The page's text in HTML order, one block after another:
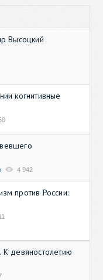
Высоцкий
когнитивные
4 942
против России:
девяностолетию